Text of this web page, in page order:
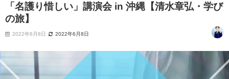
「名護り惜しい」講演会 in 沖縄【清水章弘・学び
の旅】
2022年6月8日 2022年6月8日